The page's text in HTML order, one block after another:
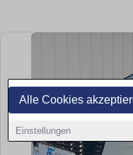
Alle Cookies
Einstellungen